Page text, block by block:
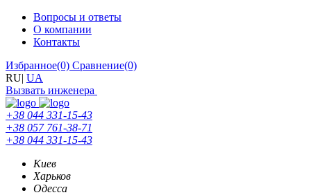
Вопросы и ответы
О компании
Контакты
Избранное(0) Сравнение(0)
RU| UA
Вызвать инженера
+38 044 331-15-43
+38 057 761-38-71
+38 044 331-15-43
Киев
Харьков
Одесса